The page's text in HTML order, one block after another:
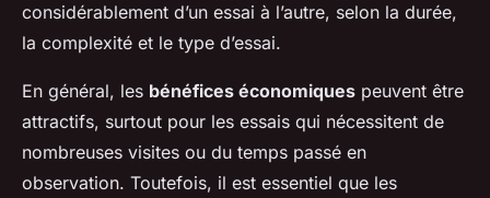
considérablement d’un essai à l’autre, selon la durée,
la complexité et le type d’essai.
En général, les bénéfices économiques peuvent être
attractifs, surtout pour les essais qui nécessitent de
nombreuses visites ou du temps passé en
observation. Toutefois, il est essentiel que les